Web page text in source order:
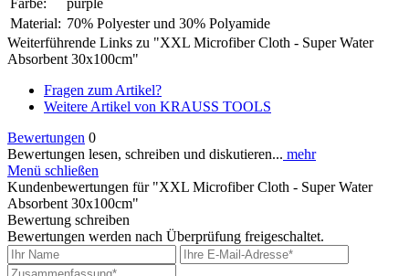
Material: 70% Polyester und 30% Polyamide
Weiterführende Links zu "XXL Microfiber Cloth - Super Water
Absorbent 30x100cm"
Fragen zum Artikel?
Weitere Artikel von KRAUSS TOOLS
Bewertungen 0
Bewertungen lesen, schreiben und diskutieren... mehr
Menü schließen
Kundenbewertungen für "XXL Microfiber Cloth - Super Water
Absorbent 30x100cm"
Bewertung schreiben
Bewertungen werden nach Überprüfung freigeschaltet.